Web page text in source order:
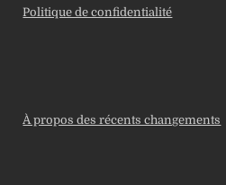
Politique de confidentialité
À propos des récents changements